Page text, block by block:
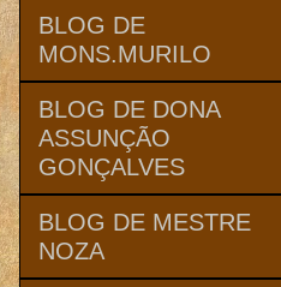
BLOG DE
MONS.MURILO
BLOG DE DONA
ASSUNÇÃO
GONÇALVES
BLOG DE MESTRE
NOZA